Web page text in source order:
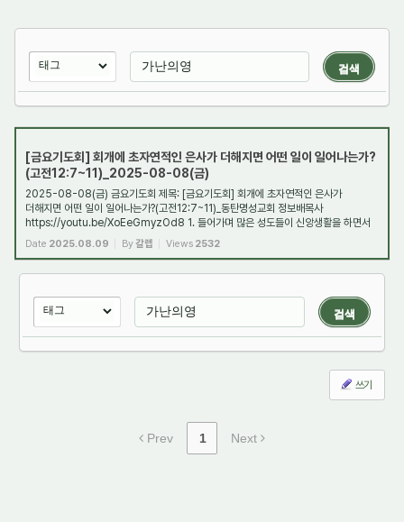
검색
[금요기도회] 회개에 초자연적인 은사가 더해지면 어떤 일이 일어나는가?
(고전12:7~11)_2025-08-08(금)
2025-08-08(금) 금요기도회 제목: [금요기도회] 회개에 초자연적인 은사가
더해지면 어떤 일이 일어나는가?(고전12:7~11)_동탄명성교회 정보배목사
https://youtu.be/XoEeGmyzOd8 1. 들어가며 많은 성도들이 신앙생활을 하면서
영적인 침체와 한계에 부딪히는 ...
Date 2025.08.09 By갈렙 Views 2532
검색
쓰기
Prev 1 Next